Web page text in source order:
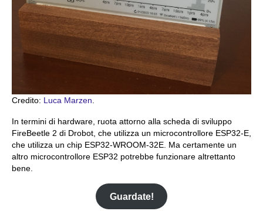
Credito: Luca Marzen
In termini di hardware, ruota attorno alla scheda di sviluppo
FireBeetle 2 di Drobot, che utilizza un microcontrollore ESP32-E,
che utilizza un chip ESP32-WROOM-32E. Ma certamente un
altro microcontrollore ESP32 potrebbe funzionare altrettanto
bene.
Guardate!